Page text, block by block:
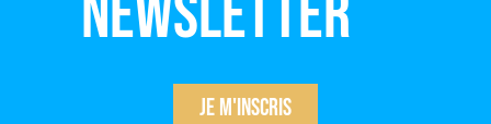
newsletter
Je m'inscris